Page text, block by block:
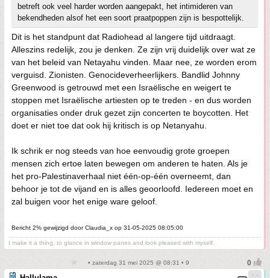
betreft ook veel harder worden aangepakt, het intimideren van
bekendheden alsof het een soort praatpoppen zijn is bespottelijk.
Dit is het standpunt dat Radiohead al langere tijd uitdraagt.
Alleszins redelijk, zou je denken. Ze zijn vrij duidelijk over wat ze
van het beleid van Netayahu vinden. Maar nee, ze worden erom
verguisd. Zionisten. Genocideverheerlijkers. Bandlid Johnny
Greenwood is getrouwd met een Israëlische en weigert te
stoppen met Israëlische artiesten op te treden - en dus worden
organisaties onder druk gezet zijn concerten te boycotten. Het
doet er niet toe dat ook hij kritisch is op Netanyahu.
Ik schrik er nog steeds van hoe eenvoudig grote groepen
mensen zich ertoe laten bewegen om anderen te haten. Als je
het pro-Palestinaverhaal niet één-op-één overneemt, dan
behoor je tot de vijand en is alles geoorloofd. Iedereen moet en
zal buigen voor het enige ware geloof.
Bericht 2% gewijzigd door Claudia_x op 31-05-2025 08:05:00
I make it a thing, to glance in window panes and look pleased with myself.
• zaterdag 31 mei 2025 @ 08:31 • 9